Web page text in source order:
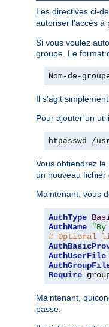
Les directives ci-
autoriser l'accès à
Si vous voulez
groupe. Le format
Nom-de-
Il s'agit
Pour ajouter un
htpasswd /
Vous obtiendrez
un nouveau fichier
Maintenant, vous
AuthType
AuthName
# Optional
AuthUserFile
Require
Maintenant,
passe.